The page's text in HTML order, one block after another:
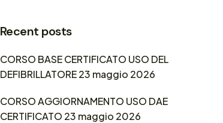
Recent posts
CORSO BASE CERTIFICATO USO DEL
DEFIBRILLATORE 23 maggio 2026
CORSO AGGIORNAMENTO USO DAE
CERTIFICATO 23 maggio 2026